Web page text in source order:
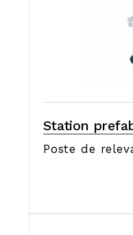
Station
Poste de